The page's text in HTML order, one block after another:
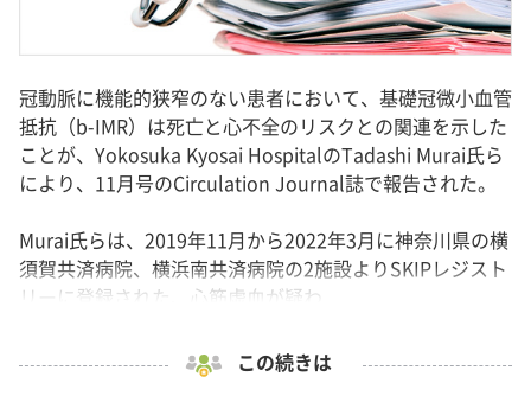
冠動脈に機能的狭窄のない患者において、基礎冠微小血管
抵抗（b-IMR）は死亡と心不全のリスクとの関連を示した
ことが、Yokosuka Kyosai HospitalのTadashi Murai氏ら
により、11月号のCirculation Journal誌で報告された。
Murai氏らは、2019年11月から2022年3月に神奈川県の横
須賀共済病院、横浜南共済病院の2施設よりSKIPレジスト
リーに登録された、心筋虚血が疑わ...
この続きは